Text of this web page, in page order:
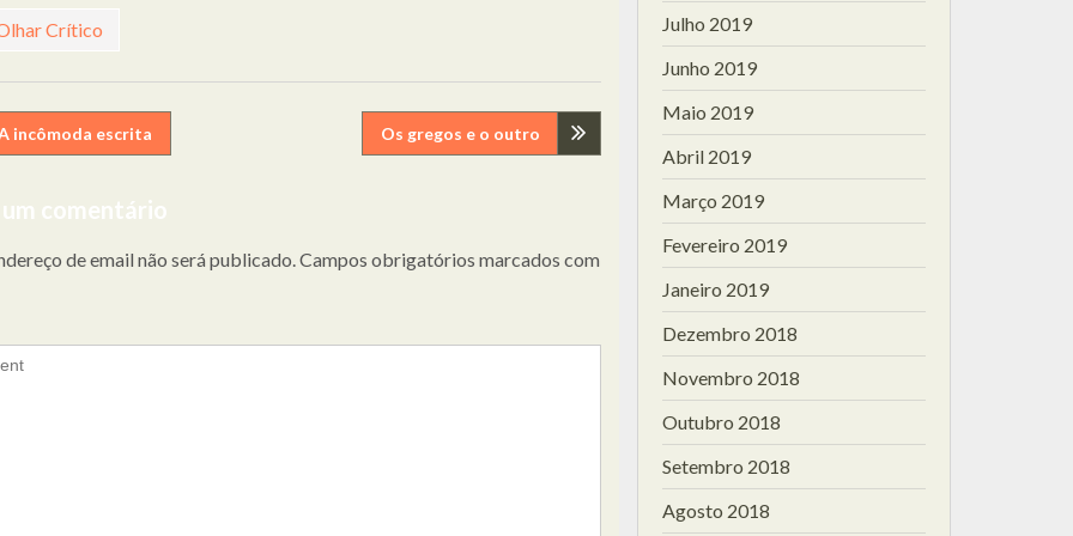
Crítico
incômoda escrita Os gregos e o outro
um comentário
de email não será publicado.Campos obrigatórios marcados com
Julho 2019
Junho 2019
Maio 2019
Abril 2019
Março 2019
Fevereiro 2019
Janeiro 2019
Dezembro 2018
Novembro 2018
Outubro 2018
Setembro 2018
Agosto 2018